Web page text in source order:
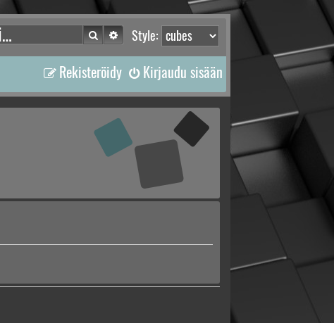
Style:
Etsi Tarkennettu haku
Kirjaudu sisään
Rekisteröidy